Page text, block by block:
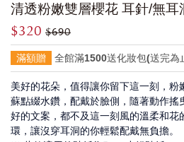
清透粉嫩雙層櫻花 耳針/無耳
$320 $690
滿額贈 全館滿1500送化妝包(送完為
美好的花朵，值得讓你留下這一刻，粉
蘇點綴水鑽，配戴於臉側，隨著動作搖
好的⽂案，都不及這⼀刻風的溫柔和花
環，讓沒穿耳洞的你輕鬆配戴無負擔。